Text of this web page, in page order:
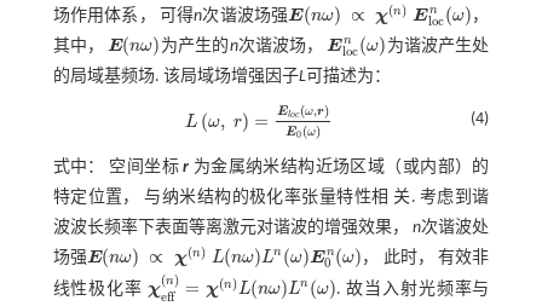
场作用体系， 可得n次谐波场强E(nω) ∝ χ(n) En
loc(ω)
E(nω) ∝ χ(n ) E lo c n(ω)
，
其中，E(nω)
E(nω) 为产生的n次谐波场，En
loc(ω)
Elocn(ω) 为谐波产生处
的局域基频场. 该局域场增强因子L可描述为：
L (ω, r) = Eloc (ω,r)
E0 (ω)
Lω, r= Elo cω rE0ω (4)
式中： 空间坐标r 为金属纳米结构近场区域（或内部）的
特定位置， 与纳米结构的极化率张量特性相 关. 考虑到谐
波波长频率下表面等离激元对谐波的增强效果，n次谐波处
场强E(nω) ∝ χ(n) L(nω)Ln (ω)E n
0 (ω)
E(nω) ∝ χ(n ) L( n ω )Ln(ω)E0n ω)
， 此时， 有效非
线性极化率 χ
(n)
eff = χ(n)L(nω)Ln (ω)
χef( )= χnL(nω)Ln(ω)
. 故当入射光频率与